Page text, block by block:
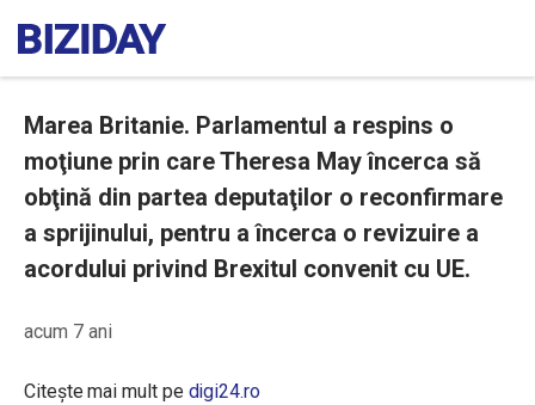
Marea Britanie. Parlamentul a respins o
moţiune prin care Theresa May încerca să
obţină din partea deputaţilor o reconfirmare
a sprijinului, pentru a încerca o revizuire a
acordului privind Brexitul convenit cu UE.
acum 7 ani
Citește mai mult pe digi24.ro